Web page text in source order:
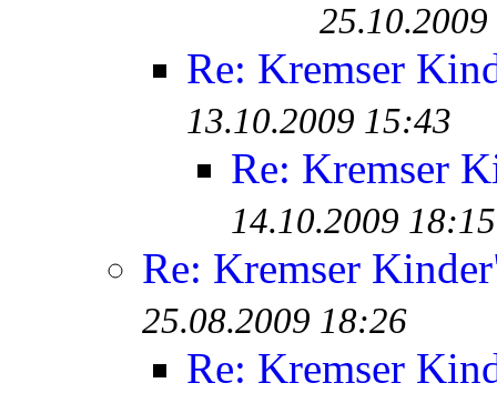
Re: Kremser
13.10.2009 15:43
Re: Kremser
14.10.2009 18:15
Re: Kremser
25.08.2009 18:26
Re: Kremser